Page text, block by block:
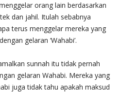
orang lain berdasarkan
dan jahil. Itulah sebabnya
terus menggelar mereka yang
gelaran ‘Wahabi’.
sunnah itu tidak pernah
gelaran Wahabi. Mereka yang
juga tidak tahu apakah maksud